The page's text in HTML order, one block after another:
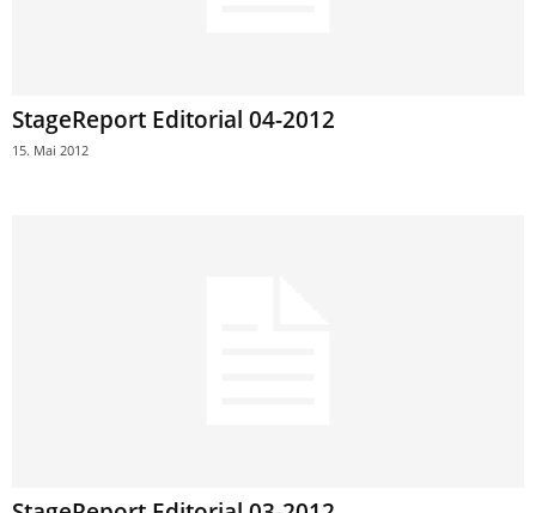
StageReport Editorial 04-2012
15. Mai 2012